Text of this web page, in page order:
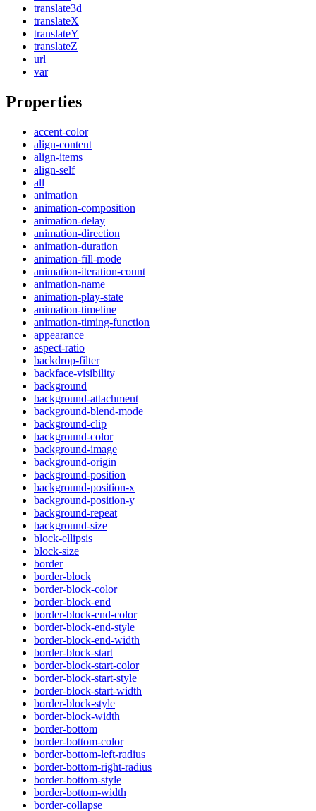
translate3d
translateX
translateY
translateZ
url
var
Properties
accent-color
align-content
align-items
align-self
all
animation
animation-composition
animation-delay
animation-direction
animation-duration
animation-fill-mode
animation-iteration-count
animation-name
animation-play-state
animation-timeline
animation-timing-function
appearance
aspect-ratio
backdrop-filter
backface-visibility
background
background-attachment
background-blend-mode
background-clip
background-color
background-image
background-origin
background-position
background-position-x
background-position-y
background-repeat
background-size
block-ellipsis
block-size
border
border-block
border-block-color
border-block-end
border-block-end-color
border-block-end-style
border-block-end-width
border-block-start
border-block-start-color
border-block-start-style
border-block-start-width
border-block-style
border-block-width
border-bottom
border-bottom-color
border-bottom-left-radius
border-bottom-right-radius
border-bottom-style
border-bottom-width
border-collapse